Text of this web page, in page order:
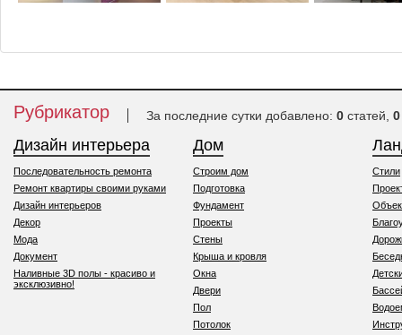
Рубрикатор За последние сутки добавлено: 0 статей, 0
Дизайн интерьера
Последовательность ремонта
Ремонт квартиры своими руками
Дизайн интерьеров
Декор
Мода
Документ
Наливные 3D полы - красиво и
эксклюзивно!
Дом
Строим дом
Подготовка
Фундамент
Проекты
Стены
Крыша и кровля
Окна
Двери
Пол
Потолок
Стили